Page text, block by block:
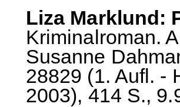
Liza Marklund:
Kriminalroman.
Susanne
28829 (1. Aufl. -
2003), 414 S.,